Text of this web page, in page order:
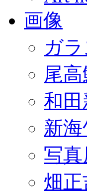
画像
ガ
尾
和
新
写
畑